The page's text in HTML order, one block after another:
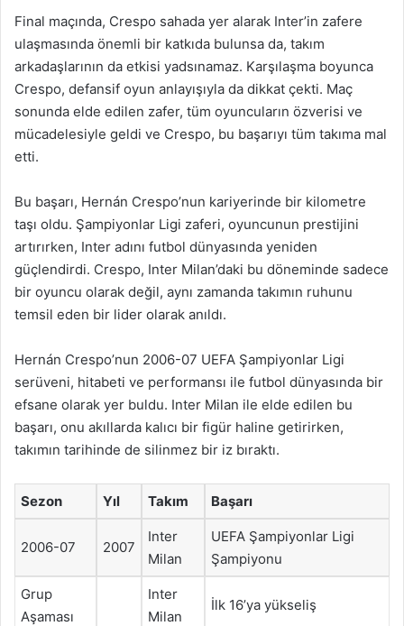
Final maçında, Crespo sahada yer alarak Inter’in zafere
ulaşmasında önemli bir katkıda bulunsa da, takım
arkadaşlarının da etkisi yadsınamaz. Karşılaşma boyunca
Crespo, defansif oyun anlayışıyla da dikkat çekti. Maç
sonunda elde edilen zafer, tüm oyuncuların özverisi ve
mücadelesiyle geldi ve Crespo, bu başarıyı tüm takıma mal
etti.
Bu başarı, Hernán Crespo’nun kariyerinde bir kilometre
taşı oldu. Şampiyonlar Ligi zaferi, oyuncunun prestijini
artırırken, Inter adını futbol dünyasında yeniden
güçlendirdi. Crespo, Inter Milan’daki bu döneminde sadece
bir oyuncu olarak değil, aynı zamanda takımın ruhunu
temsil eden bir lider olarak anıldı.
Hernán Crespo’nun 2006-07 UEFA Şampiyonlar Ligi
serüveni, hitabeti ve performansı ile futbol dünyasında bir
efsane olarak yer buldu. Inter Milan ile elde edilen bu
başarı, onu akıllarda kalıcı bir figür haline getirirken,
takımın tarihinde de silinmez bir iz bıraktı.
Sezon Yıl Takım Başarı
2006-07 2007
Inter
Milan
UEFA Şampiyonlar Ligi
Şampiyonu
Grup
Aşaması
Inter
Milan
İlk 16’ya yükseliş